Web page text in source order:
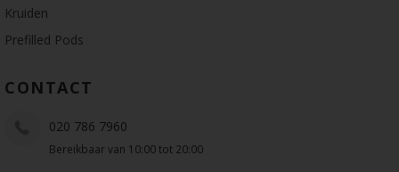
Kruiden
Prefilled Pods
CONTACT
020 786 7960
Bereikbaar van 10:00 tot 20:00